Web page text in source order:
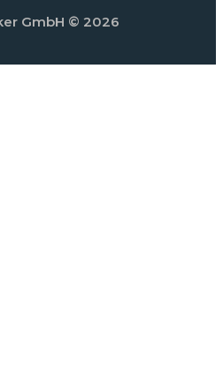
GmbH © 2026